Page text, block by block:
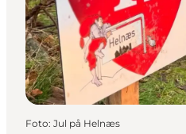
Foto: Jul på Helnæs